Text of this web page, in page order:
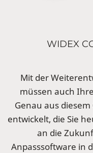
WIDEX
Mit der
müssen auch
Genau aus
entwickelt, die Sie
an die
Anpasssoftware in